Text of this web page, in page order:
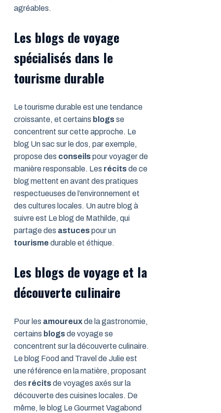
agréables.
Les blogs de voyage
spécialisés dans le
tourisme durable
Le tourisme durable est une tendance
croissante, et certains blogsse
concentrent sur cette approche. Le
blog Un sac sur le dos, par exemple,
propose des conseilspour voyager de
manière responsable. Les récitsde ce
blog mettent en avant des pratiques
respectueuses de l’environnement et
des cultures locales. Un autre blog à
suivre est Le blog de Mathilde, qui
partage des astucespour un
tourisme durable et éthique.
Les blogs de voyage et la
découverte culinaire
Pour les amoureuxde la gastronomie,
certains blogsde voyage se
concentrent sur la découverte culinaire.
Le blog Food and Travel de Julie est
une référence en la matière, proposant
des récitsde voyages axés sur la
découverte des cuisines locales. De
même, le blog Le Gourmet Vagabond